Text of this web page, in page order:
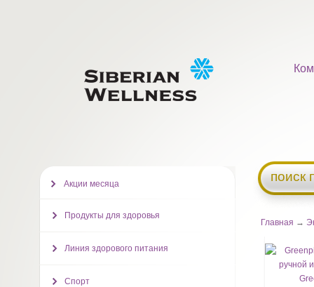
поиск
Главная →
Акции месяца
Продукты для здоровья
Линия здорового питания
Спорт